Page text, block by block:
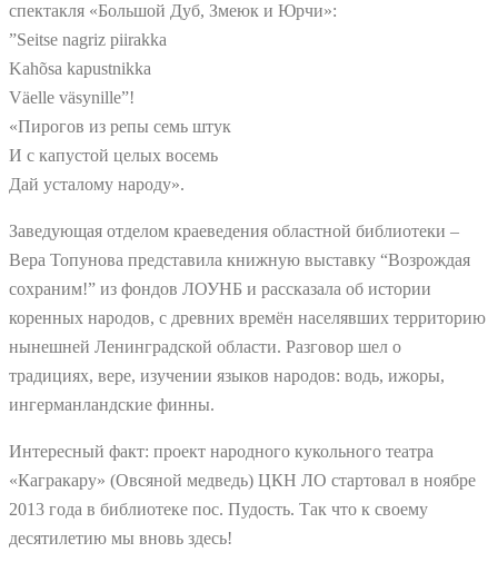
спектакля «Большой Дуб, Змеюк и Юрчи»:
”Seitse nagriz piirakka
Kahõsa kapustnikka
Väelle väsynille”!
«Пирогов из репы семь штук
И с капустой целых восемь
Дай усталому народу».
Заведующая отделом краеведения областной библиотеки –
Вера Топунова представила книжную выставку “Возрождая
сохраним!” из фондов ЛОУНБ и рассказала об истории
коренных народов, с древних времён населявших территорию
нынешней Ленинградской области. Разговор шел о
традициях, вере, изучении языков народов: водь, ижоры,
ингерманландские финны.
Интересный факт: проект народного кукольного театра
«Кагракару» (Овсяной медведь) ЦКН ЛО стартовал в ноябре
2013 года в библиотеке пос. Пудость. Так что к своему
десятилетию мы вновь здесь!